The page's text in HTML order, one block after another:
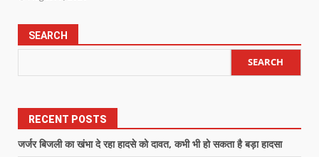
SEARCH
SEARCH
RECENT POSTS
जर्जर बिजली का खंभा दे रहा हादसे को दावत, कभी भी हो सकता है बड़ा हादसा